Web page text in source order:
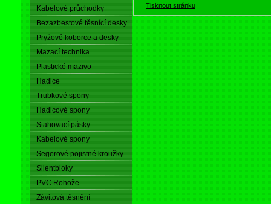
Kabelové průchodky
Bezazbestové těsnící desky
Pryžové koberce a desky
Mazací technika
Plastické mazivo
Hadice
Trubkové spony
Hadicové spony
Stahovací pásky
Kabelové spony
Segerové pojistné kroužky
Silentbloky
PVC Rohože
Závitová těsnění
Tisknout stránku